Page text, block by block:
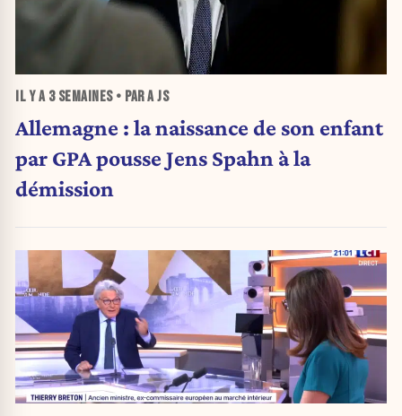
IL Y A 3 SEMAINES• PAR A JS
Allemagne : la naissance de son enfant
par GPA pousse Jens Spahn à la
démission